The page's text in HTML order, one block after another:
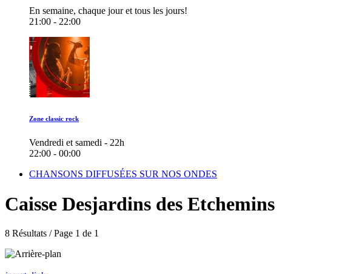
En semaine, chaque jour et tous les jours!
21:00 - 22:00
Zone classic rock
Vendredi et samedi - 22h
22:00 - 00:00
CHANSONS DIFFUSÉES SUR NOS ONDES
Caisse Desjardins des Etchemins
8 Résultats / Page 1 de 1